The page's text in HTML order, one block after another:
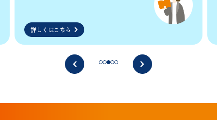
詳しくはこちら